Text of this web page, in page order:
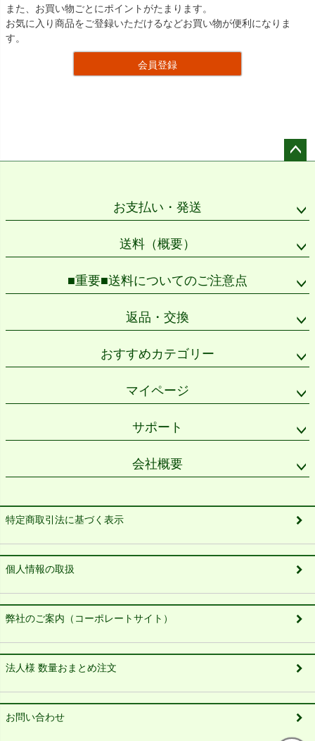
また、お買い物ごとにポイントがたまります。
お気に入り商品をご登録いただけるなどお買い物が便利になりま
す。
会員登録
お支払い・発送
送料（概要）
■重要■送料についてのご注意点
返品・交換
おすすめカテゴリー
マイページ
サポート
会社概要
特定商取引法に基づく表示
個人情報の取扱
弊社のご案内（コーポレートサイト）
法人様 数量おまとめ注文
お問い合わせ